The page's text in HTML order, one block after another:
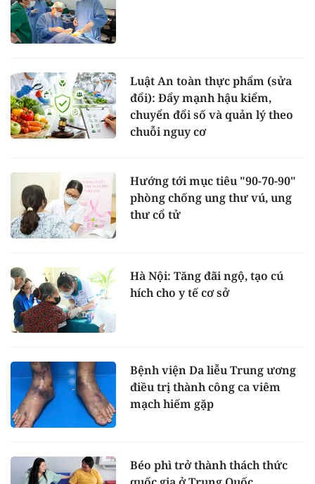
Luật An toàn thực phẩm (sửa
đổi): Đẩy mạnh hậu kiểm,
chuyển đổi số và quản lý theo
chuỗi nguy cơ
Hướng tới mục tiêu "90-70-90"
phòng chống ung thư vú, ung
thư cổ tử
Hà Nội: Tăng đãi ngộ, tạo cú
hích cho y tế cơ sở
Bệnh viện Da liễu Trung ương
điều trị thành công ca viêm
mạch hiếm gặp
Béo phì trở thành thách thức